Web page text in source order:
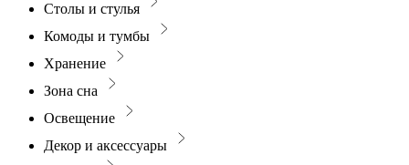
Столы и стулья
Комоды и тумбы
Хранение
Зона сна
Освещение
Декор и аксессуары